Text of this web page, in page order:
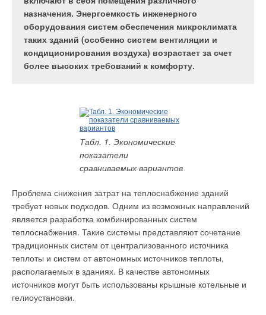
назначения. Энергоемкость инженерного
оборудования систем обеспечения микроклимата
таких зданий (особенно систем вентиляции и
кондиционирования воздуха) возрастает за счет
более высоких требований к комфорту.
Табл. 1. Экономические
показатели
сравниваемых вариантов
Проблема снижения затрат на теплоснабжение зданий
требует новых подходов. Одним из возможных направлений
является разработка комбинированных систем
теплоснабжения. Такие системы представляют сочетание
традиционных систем от централизованного источника
теплоты и систем от автономных источников теплоты,
располагаемых в зданиях. В качестве автономных
источников могут быть использованы крышные котельные и
гелиоустановки.
помещение. При этом теплообмен происходит
непосредственно между хладагентом и
обрабатываемым воздухом, никаких
промежуточных теплоносителей не
задействовано.
Фото 1. Внутренний блок
Mitsubishi Heavy Industries
HMA100 V
Фото 2. Наружный блок
MHI FDCW100VNX
Рис. 1. Принципиальная
схема системы Mitsubishi
соответствует новому назначению помещений.
Рассмотрим на примере Москвы и Подмосковья
некоторые типичные случаи технических решений
проблемы.
Сегодня в Москве существует огромный рынок офисных
помещений. Некоторая его часть — это современные новые
здания, имеющие все необходимое инженерное
оборудование, в т.ч. системы вентиляции и
офисов находится в старых домах, которые при советской
власти были заводоуправлениями, различными конторами и
общественными зданиями. Как правило, такие объекты
многократно меняли собственника, поэтому их техническая
документация утеряна.
Ошибки капитального ремонта
При обустройстве старых помещений под офисы, к